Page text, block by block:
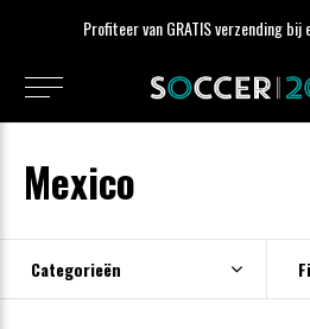
Profiteer van GRATIS verzending
Mexico
Categorieën